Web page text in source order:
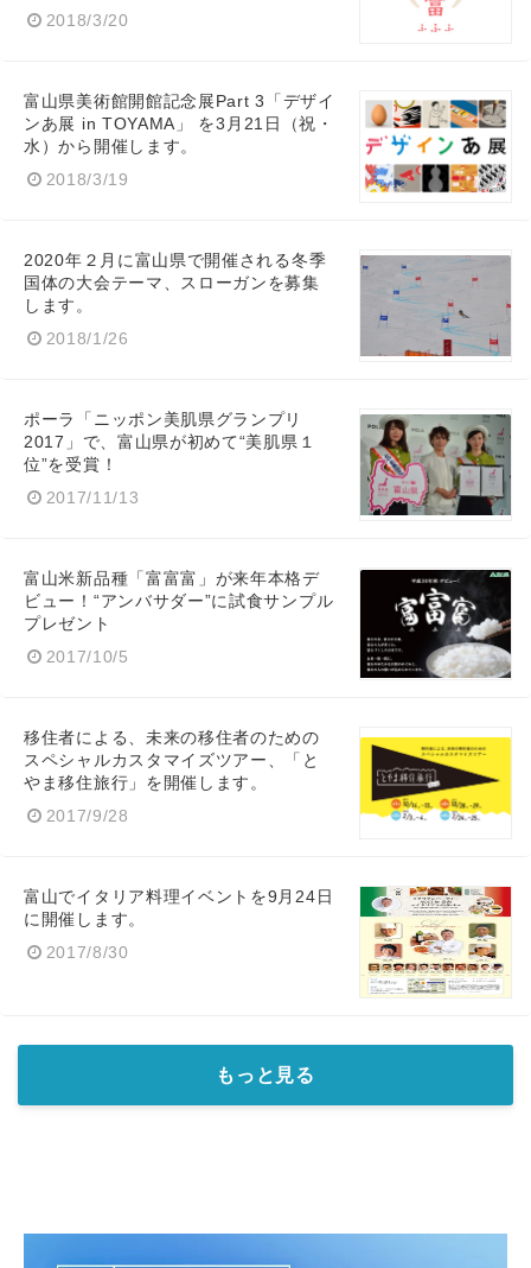
2018/3/20
富山県美術館開館記念展Part 3「デザイ
ンあ展 in TOYAMA」 を3月21日（祝・
水）から開催します。
2018/3/19
2020年２月に富山県で開催される冬季
国体の大会テーマ、スローガンを募集
します。
2018/1/26
ポーラ「ニッポン美肌県グランプリ
2017」で、富山県が初めて“美肌県１
位”を受賞！
2017/11/13
富山米新品種「富富富」が来年本格デ
ビュー！“アンバサダー”に試食サンプル
プレゼント
2017/10/5
移住者による、未来の移住者のための
スペシャルカスタマイズツアー、「と
やま移住旅行」を開催します。
2017/9/28
富山でイタリア料理イベントを9月24日
に開催します。
2017/8/30
もっと見る
Japanese